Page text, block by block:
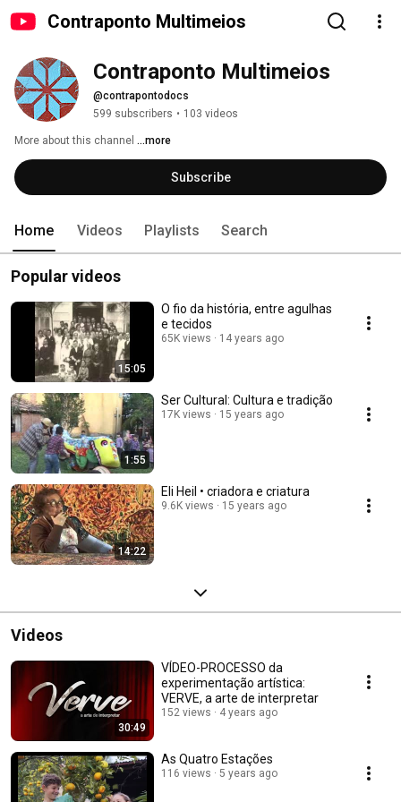
Contraponto Multimeios
Contraponto Multimeios
@contrapontodocs
599 subscribers • 103 videos
More about this channel ...more
Subscribe
Home Videos Playlists Search
Popular videos
15:05
O fio da história, entre agulhas
e tecidos
65K views 14 years ago
1:55
Ser Cultural: Cultura e tradição
17K views 15 years ago
14:22
Eli Heil • criadora e criatura
9.6K views 15 years ago
Videos
30:49
VÍDEO-PROCESSO da
experimentação artística:
VERVE, a arte de interpretar
152 views 4 years ago
As Quatro Estações
116 views 5 years ago